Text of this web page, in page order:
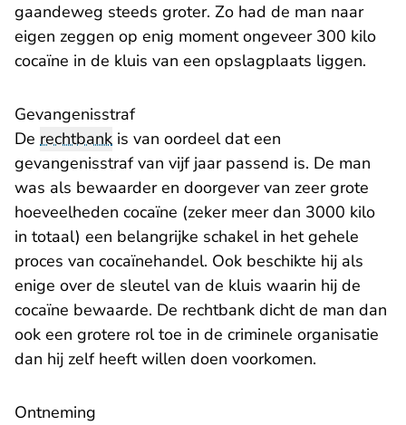
gaandeweg steeds groter. Zo had de man naar
eigen zeggen op enig moment ongeveer 300 kilo
cocaïne in de kluis van een opslagplaats liggen.
Gevangenisstraf
De rechtbank is van oordeel dat een
gevangenisstraf van vijf jaar passend is. De man
was als bewaarder en doorgever van zeer grote
hoeveelheden cocaïne (zeker meer dan 3000 kilo
in totaal) een belangrijke schakel in het gehele
proces van cocaïnehandel. Ook beschikte hij als
enige over de sleutel van de kluis waarin hij de
cocaïne bewaarde. De rechtbank dicht de man dan
ook een grotere rol toe in de criminele organisatie
dan hij zelf heeft willen doen voorkomen.
Ontneming